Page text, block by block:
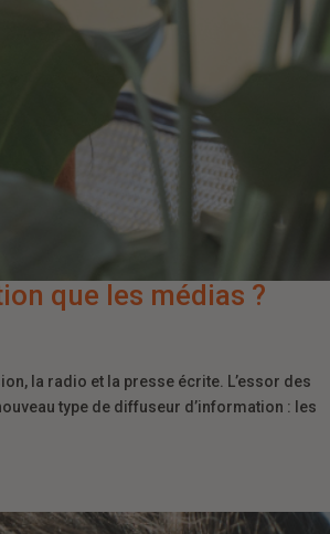
que les médias ?
la radio et la presse écrite. L’essor des
type de diffuseur d’information : les